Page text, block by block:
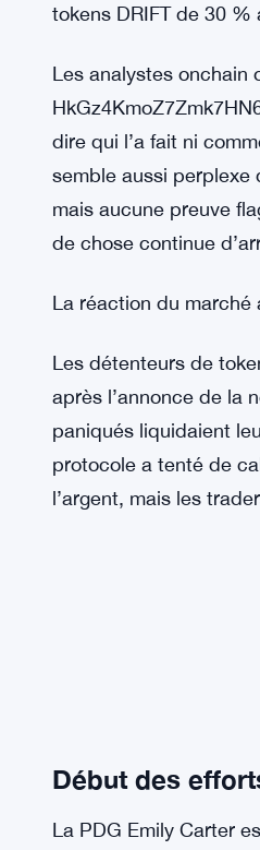
tokens DRIFT de 30
Les analystes onchain
dire qui l’a fait ni
semble aussi perplexe
mais aucune preuve
de chose continue
La réaction du marché
Les détenteurs de
après l’annonce de la
paniqués liquidaient
protocole a tenté de
l’argent, mais les